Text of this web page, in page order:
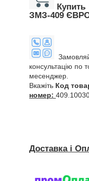
ЗМЗ-409
консультацію по
месенджер.
Вкажіть Код
номер:
Доставка і